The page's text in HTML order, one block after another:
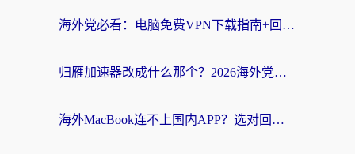
海外党必看：电脑免费VPN下载指南+回国加速器选择全攻略，告别地区限制
归雁加速器改成什么那个？2026海外党回国加速全攻略：告别地区限制，轻松刷剧玩游戏
海外MacBook连不上国内APP？选对回国VPN，告别地区限制的烦恼